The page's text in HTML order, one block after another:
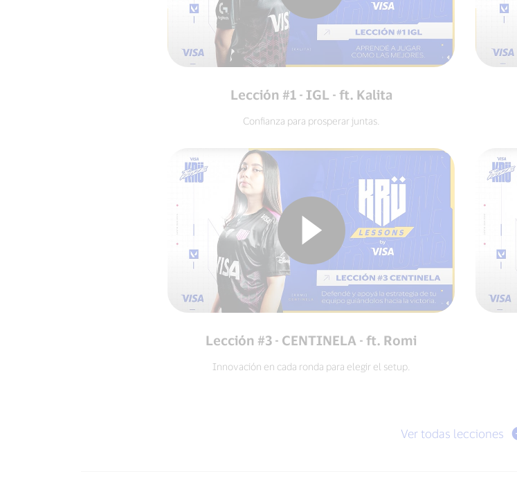
Lección #1 - IGL - ft. Kalita
Confianza para prosperar juntas.
Lección #3 - CENTINELA - ft. Romi
Innovación en cada ronda para elegir el setup.
Ver todas lecciones